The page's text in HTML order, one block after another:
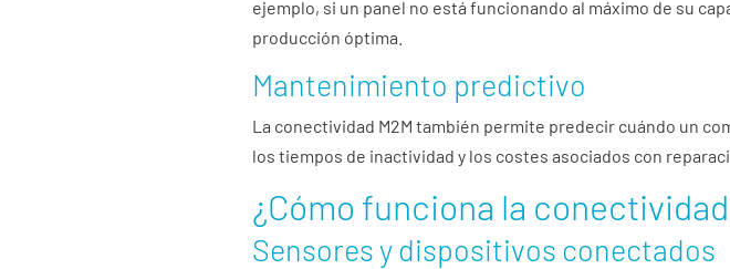
ejemplo, si un panel no está funcionando al máximo de su
producción óptima.
Mantenimiento predictivo
La conectividad M2M también permite predecir cuándo un
los tiempos de inactividad y los costes asociados con
¿Cómo funciona la
Sensores y dispositivos conectados